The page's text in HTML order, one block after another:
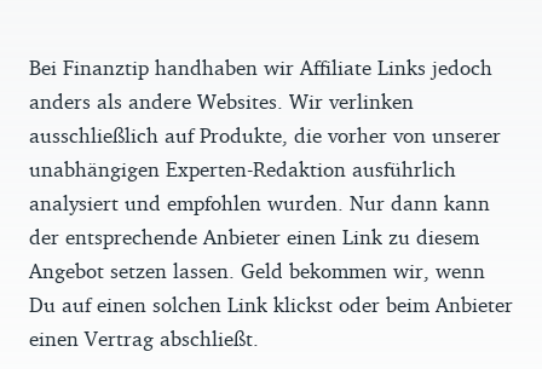
Bei Finanztip handhaben wir Affiliate Links jedoch
anders als andere Websites. Wir verlinken
ausschließlich auf Produkte, die vorher von unserer
unabhängigen Experten-Redaktion ausführlich
analysiert und empfohlen wurden. Nur dann kann
der entsprechende Anbieter einen Link zu diesem
Angebot setzen lassen. Geld bekommen wir, wenn
Du auf einen solchen Link klickst oder beim Anbieter
einen Vertrag abschließt.